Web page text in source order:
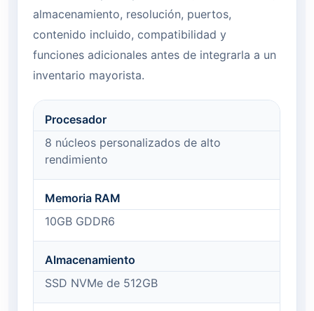
almacenamiento, resolución, puertos,
contenido incluido, compatibilidad y
funciones adicionales antes de integrarla a un
inventario mayorista.
Procesador
8 núcleos personalizados de alto
rendimiento
Memoria RAM
10GB GDDR6
Almacenamiento
SSD NVMe de 512GB